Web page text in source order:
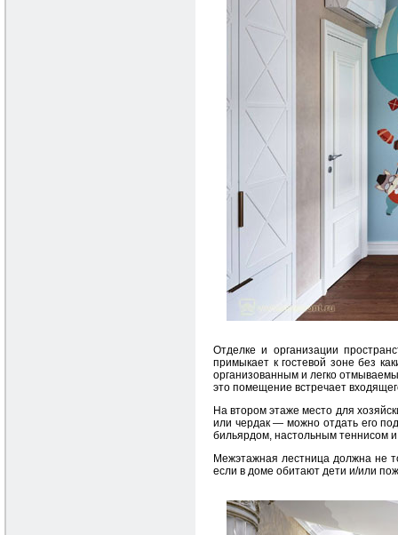
Отделке и организации
примыкает к гостевой зоне без
организованным и легко
это помещение встречает
На втором этаже место для
или чердак — можно отдать его
бильярдом, настольным теннисом
Межэтажная лестница должна не
если в доме обитают дети и/или